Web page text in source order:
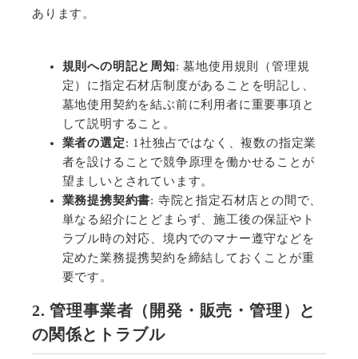
あります。
規則への明記と周知:墓地使用規則（管理規
定）に指定石材店制度があることを明記し、
墓地使用契約を結ぶ前に利用者に重要事項と
して説明すること。
業者の選定: 1社独占ではなく、複数の指定業
者を設けることで競争原理を働かせることが
望ましいとされています。
業務提携契約書: 寺院と指定石材店との間で、
単なる紹介にとどまらず、施工後の保証やト
ラブル時の対応、境内でのマナー遵守などを
定めた業務提携契約を締結しておくことが重
要です。
2. 管理事業者（開発・販売・管理）と
の関係とトラブル